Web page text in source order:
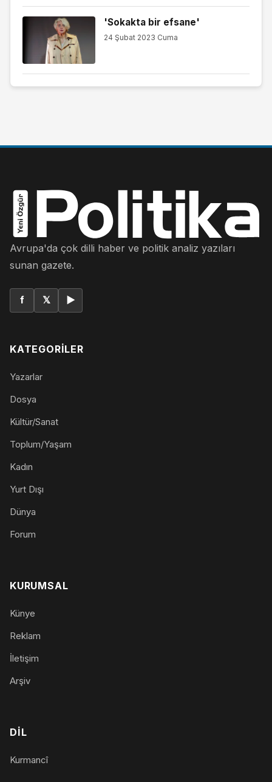
'Sokakta bir efsane'
24 Şubat 2023 Cuma
Avrupa'da çok dilli haber ve politik analiz yazıları
sunan gazete.
f 𝕏 ▶
KATEGORILER
Yazarlar
Dosya
Kültür/Sanat
Toplum/Yaşam
Kadın
Yurt Dışı
Dünya
Forum
KURUMSAL
Künye
Reklam
İletişim
Arşiv
DIL
Kurmancî